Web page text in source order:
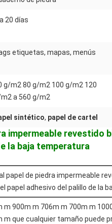
20 días
etiquetas, mapas, menús
g/m2 80 g/m2 100 g/m2 120
a 560 g/m2
sintético, papel de cartel
impermeable revestido
la baja temperatura
papel de piedra impermeable
papel adhesivo del palillo de la
m 900m m 706m m 700m m
m que cualquier tamaño puede